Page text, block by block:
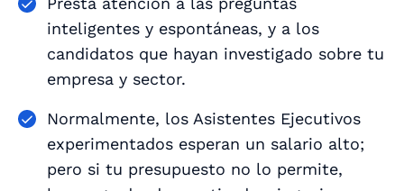
inteligentes y espontáneas, y a los
candidatos que hayan investigado sobre tu
empresa y sector.
Normalmente, los Asistentes Ejecutivos
experimentados esperan un salario alto;
pero si tu presupuesto no lo permite,